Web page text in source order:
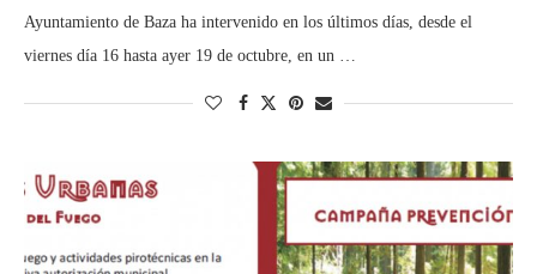
Ayuntamiento de Baza ha intervenido en los últimos días, desde el
viernes día 16 hasta ayer 19 de octubre, en un …